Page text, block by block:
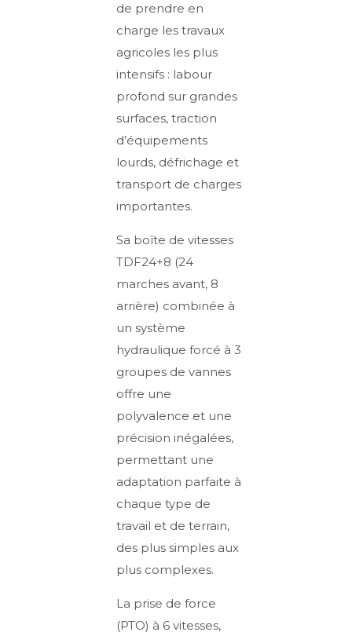
de prendre en
charge les travaux
agricoles les plus
intensifs : labour
profond sur grandes
surfaces, traction
d’équipements
lourds, défrichage et
transport de charges
importantes.
Sa boîte de vitesses
TDF24+8 (24
marches avant, 8
arrière) combinée à
un système
hydraulique forcé à 3
groupes de vannes
offre une
polyvalence et une
précision inégalées,
permettant une
adaptation parfaite à
chaque type de
travail et de terrain,
des plus simples aux
plus complexes.
La prise de force
(PTO) à 6 vitesses,